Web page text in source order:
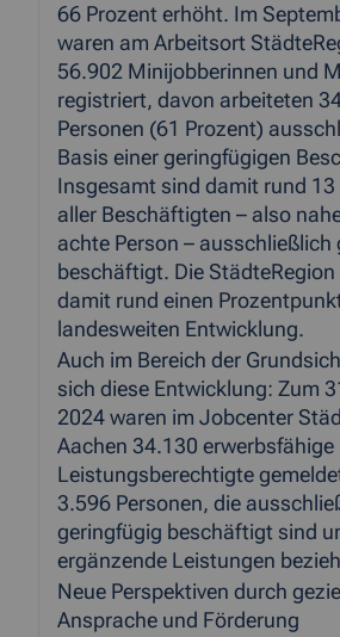
66 Prozent erhöht. Im
waren am Arbeitsort
56.902 Minijobberinnen und
registriert, davon arbeiteten
Personen (61 Prozent)
Basis einer geringfügigen
Insgesamt sind damit rund 13
aller Beschäftigten – also
achte Person – ausschließlich
beschäftigt. Die
damit rund einen
landesweiten Entwicklung.
Auch im Bereich der
sich diese Entwicklung: Zum
2024 waren im Jobcenter
Aachen 34.130 erwerbsfähige
Leistungsberechtigte
3.596 Personen, die
geringfügig beschäftigt sind
ergänzende Leistungen
Neue Perspektiven durch
Ansprache und Förderung